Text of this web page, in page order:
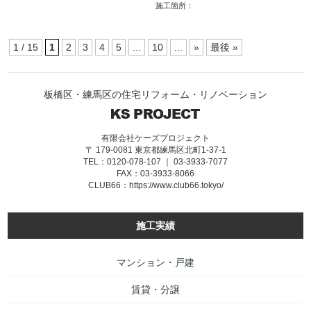
施工箇所：
1 / 15 1 2 3 4 5 10 » 最後 »
板橋区・練馬区の住宅リフォーム・リノベーション
有限会社ケーズプロジェクト
〒 179-0081 東京都練馬区北町1-37-1
TEL：0120-078-107 ｜ 03-3933-7077
FAX：03-3933-8066
CLUB66： https://www.club66.tokyo/
施工実績
マンション・戸建
賃貸・分譲